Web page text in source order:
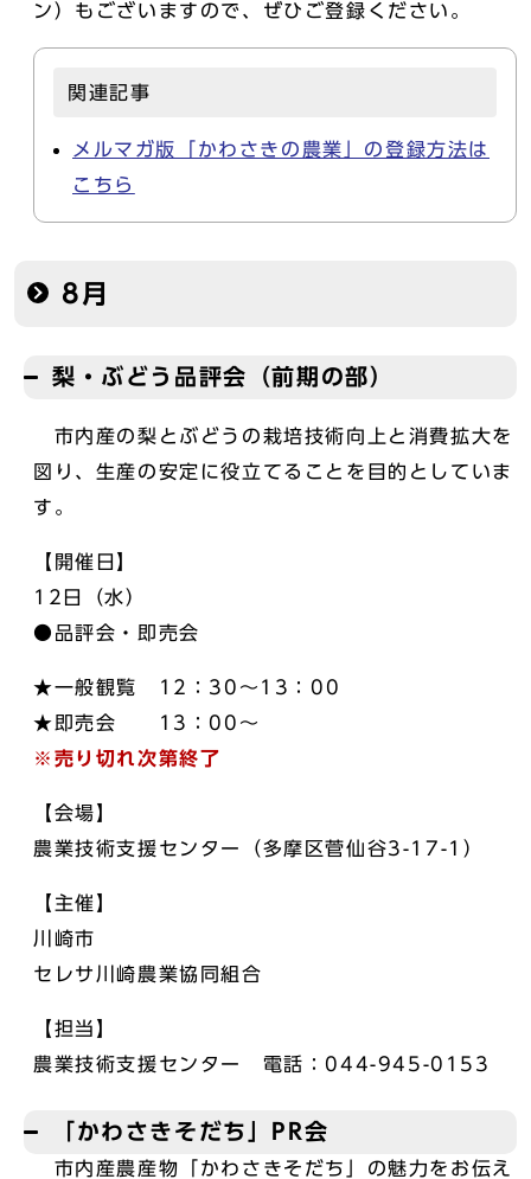
ン）もございますので、ぜひご登録ください。
関連記事
メルマガ版「かわさきの農業」の登録方法は
こちら
8月
梨・ぶどう品評会（前期の部）
市内産の梨とぶどうの栽培技術向上と消費拡大を
図り、生産の安定に役立てることを目的としていま
す。
【開催日】
12日（水）
●品評会・即売会
★一般観覧 12：30～13：00
★即売会 13：00～
※売り切れ次第終了
【会場】
農業技術支援センター（多摩区菅仙谷3-17-1）
【主催】
川崎市
セレサ川崎農業協同組合
【担当】
農業技術支援センター 電話：044-945-0153
「かわさきそだち」PR会
市内産農産物「かわさきそだち」の魅力をお伝え